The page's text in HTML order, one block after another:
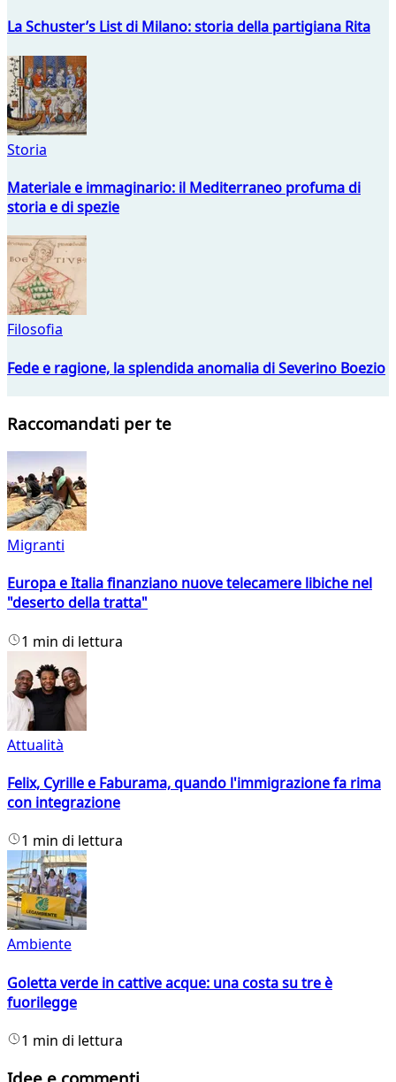
La Schuster’s List di Milano: storia della partigiana Rita
Storia
Materiale e immaginario: il Mediterraneo profuma di
storia e di spezie
Filosofia
Fede e ragione, la splendida anomalia di Severino Boezio
Raccomandati per te
Migranti
Europa e Italia finanziano nuove telecamere libiche nel
"deserto della tratta"
1 min di lettura
Attualità
Felix, Cyrille e Faburama, quando l'immigrazione fa rima
con integrazione
1 min di lettura
Ambiente
Goletta verde in cattive acque: una costa su tre è
fuorilegge
1 min di lettura